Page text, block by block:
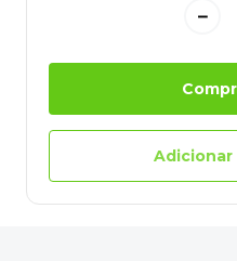
－
Adicionar